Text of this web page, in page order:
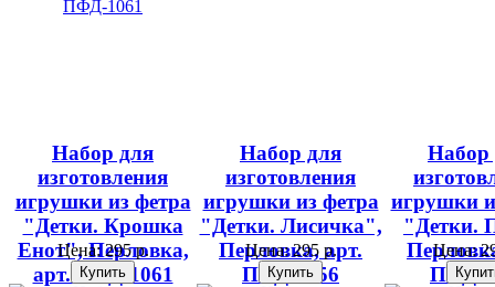
Набор для
изготовления
игрушки из фетра
"Детки. Крошка
Енот", Перловка,
арт. ПФД-1061
Цена:295 р.
Набор для
изготовления
игрушки из фетра
"Детки. Лисичка",
Перловка, арт.
ПФД-1056
Цена:295 р.
Набор
игрушки
"Детки.
ПФД-
Цена: